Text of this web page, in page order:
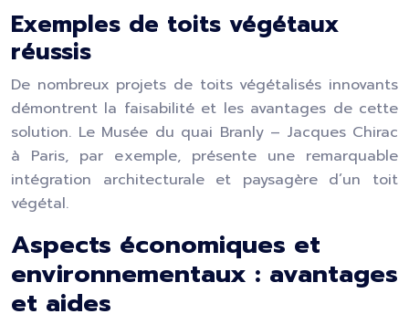
Exemples de toits végétaux
réussis
De nombreux projets de toits végétalisés innovants
démontrent la faisabilité et les avantages de cette
solution. Le Musée du quai Branly – Jacques Chirac
à Paris, par exemple, présente une remarquable
intégration architecturale et paysagère d’un toit
végétal.
Aspects économiques et
environnementaux : avantages
et aides